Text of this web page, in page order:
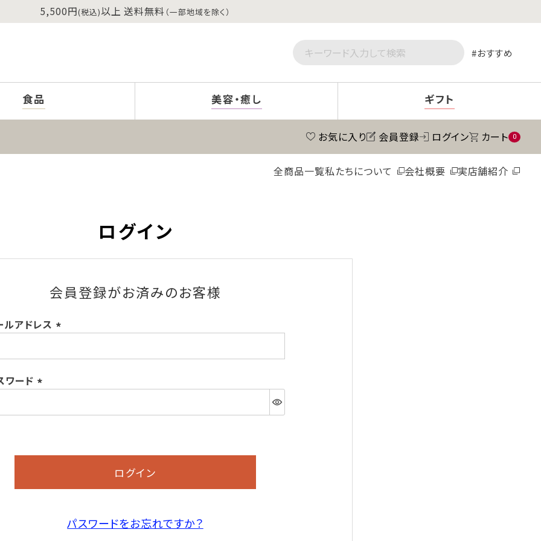
5,500円(税込)以上 送料無料 （一部地域を除く）
おすすめ
食品 美容・癒し ギフト
お気に入り 会員登録 ログイン カート 0
全商品一覧私たちについて 会社概要 実店舗紹介
ログイン
会員登録がお済みのお客様
ルアドレス
須)
ワード
須)
ログイン
パスワードをお忘れですか？